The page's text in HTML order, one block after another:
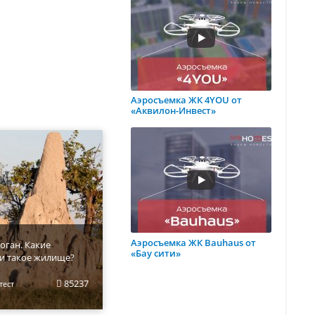
Какие
такое жилище?
85237
Аэросъемка ЖК 4YOU от
«Аквилон-Инвест»
Аэросъемка ЖК Bauhaus от
«Бау сити»